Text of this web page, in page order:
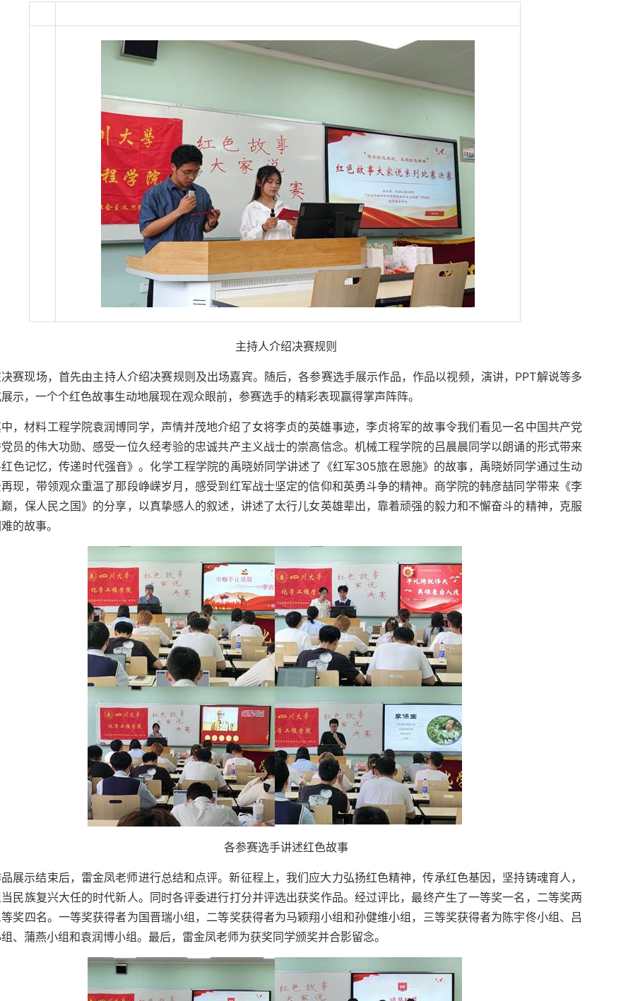
主持人介绍决赛规则
赛现场，首先由主持人介绍决赛规则及出场嘉宾。随后，各参赛选手展示作品，作品以视频，演讲，PPT解说等多
示，一个个红色故事生动地展现在观众眼前，参赛选手的精彩表现赢得掌声阵阵。
，材料工程学院袁润博同学，声情并茂地介绍了女将李贞的英雄事迹，李贞将军的故事令我们看见一名中国共产党
员的伟大功勋、感受一位久经考验的忠诚共产主义战士的崇高信念。机械工程学院的吕晨晨同学以朗诵的形式带来
红色记忆，传递时代强音》。化学工程学院的禹晓娇同学讲述了《红军305旅在恩施》的故事，禹晓娇同学通过生动
现，带领观众重温了那段峥嵘岁月，感受到红军战士坚定的信仰和英勇斗争的精神。商学院的韩彦喆同学带来《李
，保人民之国》的分享，以真挚感人的叙述，讲述了太行儿女英雄辈出，靠着顽强的毅力和不懈奋斗的精神，克服
的故事。
各参赛选手讲述红色故事
展示结束后，雷金凤老师进行总结和点评。新征程上，我们应大力弘扬红色精神，传承红色基因，坚持铸魂育人，
民族复兴大任的时代新人。同时各评委进行打分并评选出获奖作品。经过评比，最终产生了一等奖一名，二等奖两
奖四名。一等奖获得者为国晋瑞小组，二等奖获得者为马颖翔小组和孙健维小组，三等奖获得者为陈宇佟小组、吕
、蒲燕小组和袁润博小组。最后，雷金凤老师为获奖同学颁奖并合影留念。